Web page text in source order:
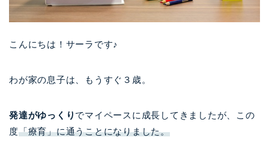
こんにちは！サーラです♪
わが家の息子は、もうすぐ３歳。
発達がゆっくり でマイペースに成長してきましたが、この
度「療育」に通うことになりました。